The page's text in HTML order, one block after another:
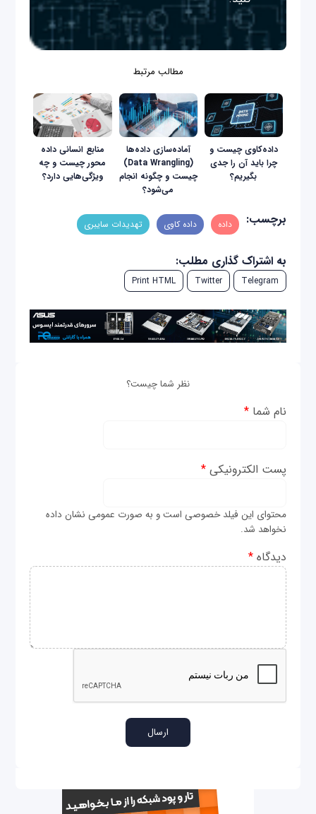
مطالب مرتبط
داده‌کاوی چیست و
چرا باید آن را جدی
بگیریم؟
آماده‌سازی داده‌ها
(Data Wrangling)
چیست و چگونه انجام
می‌شود؟
منابع انسانی داده
محور چیست و چه
ویژگی‌هایی دارد؟
برچسب: داده داده کاوی تهدیدات سایبری
به اشتراک گذاری مطلب:
Telegram
Twitter
Print HTML
نظر شما چیست؟
نام شما*
پست الکترونیکی*
محتوای این فیلد خصوصی است و به صورت عمومی نشان داده
نخواهد شد.
دیدگاه*